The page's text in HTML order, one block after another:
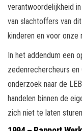
verantwoordelijkheid
van slachtoffers van
kinderen en voor onze
In het addendum een
zedenrechercheurs
onderzoek naar de
handelen binnen de
zich niet te laten